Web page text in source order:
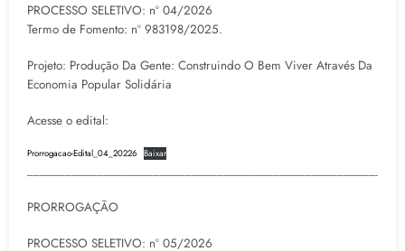
PROCESSO SELETIVO: nº 04/2026
Termo de Fomento: nº 983198/2025.
Projeto: Produção Da Gente: Construindo O Bem Viver Através Da
Economia Popular Solidária
Acesse o edital:
Prorrogacao-Edital_04_20226 Baixar
PRORROGAÇÃO
PROCESSO SELETIVO: nº 05/2026